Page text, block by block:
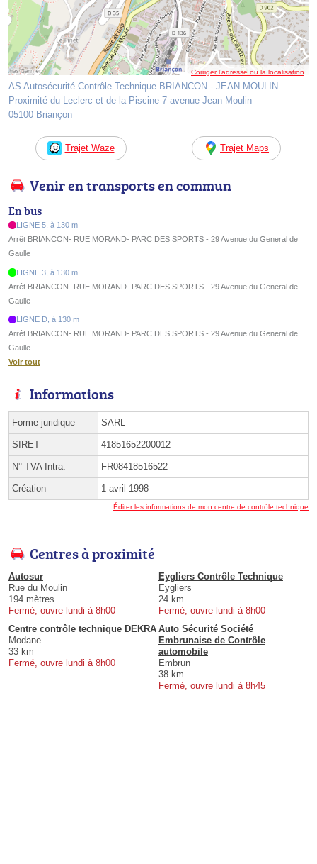
Corriger l’adresse ou la localisation
AS Autosécurité Contrôle Technique BRIANCON - JEAN MOULIN
Proximité du Leclerc et de la Piscine 7 avenue Jean Moulin
05100 Briançon
Trajet Waze Trajet Maps
Venir en transports en commun
En bus
LIGNE 5, à 130 m
Arrêt BRIANCON- RUE MORAND- PARC DES SPORTS - 29 Avenue du General de
Gaulle
LIGNE 3, à 130 m
Arrêt BRIANCON- RUE MORAND- PARC DES SPORTS - 29 Avenue du General de
Gaulle
LIGNE D, à 130 m
Arrêt BRIANCON- RUE MORAND- PARC DES SPORTS - 29 Avenue du General de
Gaulle
Voir tout
Informations
Forme juridique SARL
SIRET 41851652200012
N° TVA Intra. FR08418516522
Création 1 avril 1998
Éditer les informations de mon centre de contrôle technique
Centres à proximité
Autosur
Rue du Moulin
194 mètres
Fermé, ouvre lundi à 8h00
Eygliers Contrôle Technique
Eygliers
24 km
Fermé, ouvre lundi à 8h00
Centre contrôle technique DEKRA
Modane
33 km
Fermé, ouvre lundi à 8h00
Auto Sécurité Société
Embrunaise de Contrôle
automobile
Embrun
38 km
Fermé, ouvre lundi à 8h45